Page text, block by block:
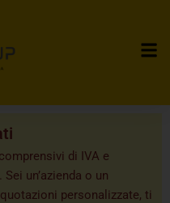
di IVA e
un’azienda o un
personalizzate, ti